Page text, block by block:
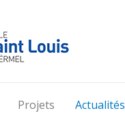
Projets Actualités